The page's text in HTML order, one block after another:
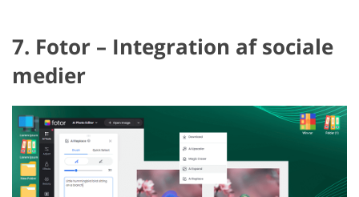
7. Fotor – Integration af sociale
medier